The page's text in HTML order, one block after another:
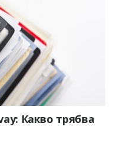
Какво трябва